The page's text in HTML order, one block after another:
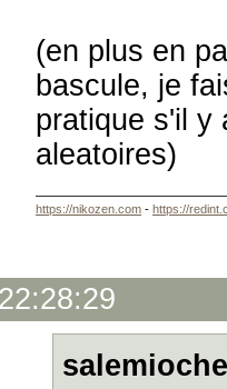
(en plus en
bascule, je
pratique s'il y
aleatoires)
https://nikozen.com - https://